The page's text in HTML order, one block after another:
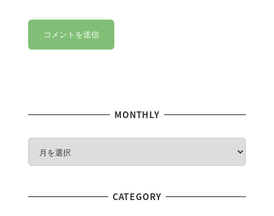
MONTHLY
H
CATEGORY